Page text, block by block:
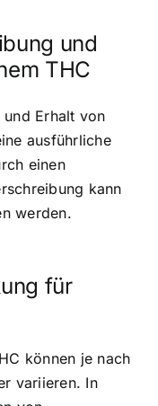
und
THC
Erhalt von
ausführliche
einen
kann
werden.
für
können je nach
variieren. In